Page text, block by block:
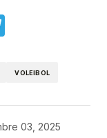
VOLEIBOL
03, 2025